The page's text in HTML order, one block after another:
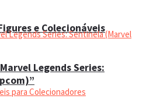
e Colecionáveis
Legends Series: